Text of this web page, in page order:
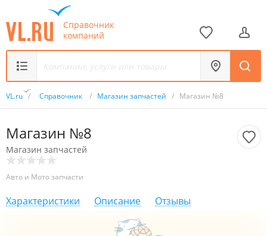
Справочник
компаний
VL.ru / Справочник / Магазин запчастей / Магазин №8
Магазин №8
Магазин запчастей
Авто и Мото запчасти
Характеристики Описание Отзывы